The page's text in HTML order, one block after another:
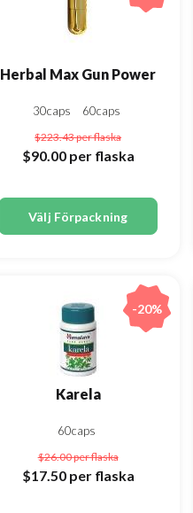
Herbal Max Gun Power
30caps 60caps
$223.43per flaska
$90.00 per flaska
Välj Förpackning
Karela
60caps
$26.00per flaska
$17.50 per flaska
-20%